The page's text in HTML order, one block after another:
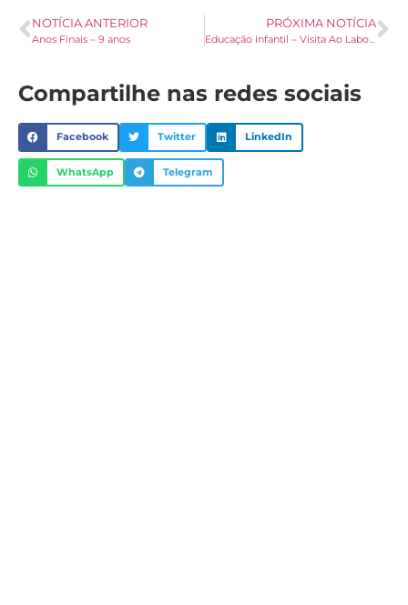
NOTÍCIA ANTERIOR
Anos Finais – 9 anos
PRÓXIMA NOTÍCIA
Educação Infantil – Visita Ao Laboratório De Ciências
Compartilhe nas redes sociais
Facebook Twitter LinkedIn
WhatsApp Telegram